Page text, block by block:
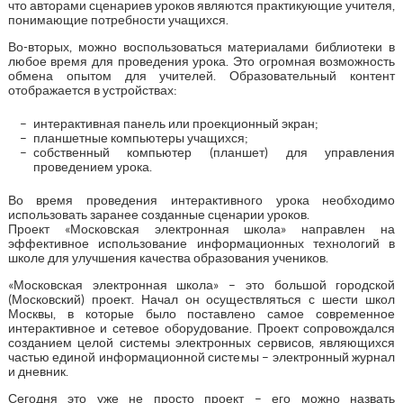
что авторами сценариев уроков являются практикующие учителя,
понимающие потребности учащихся.
Во-вторых, можно воспользоваться материалами библиотеки в
любое время для проведения урока. Это огромная возможность
обмена опытом для учителей. Образовательный контент
отображается в устройствах:
интерактивная панель или проекционный экран;
планшетные компьютеры учащихся;
собственный компьютер (планшет) для управления
проведением урока.
Во время проведения интерактивного урока необходимо
использовать заранее созданные сценарии уроков.
Проект «Московская электронная школа» направлен на
эффективное использование информационных технологий в
школе для улучшения качества образования учеников.
«Московская электронная школа» – это большой городской
(Московский) проект. Начал он осуществляться с шести школ
Москвы, в которые было поставлено самое современное
интерактивное и сетевое оборудование. Проект сопровождался
созданием целой системы электронных сервисов, являющихся
частью единой информационной системы – электронный журнал
и дневник.
Сегодня это уже не просто проект – его можно назвать